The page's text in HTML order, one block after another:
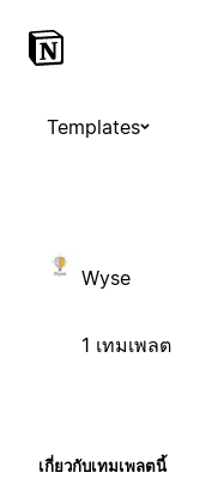
Templates
Wyse
1 เทมเพลต
เกี่ยวกับเทมเพลตนี้